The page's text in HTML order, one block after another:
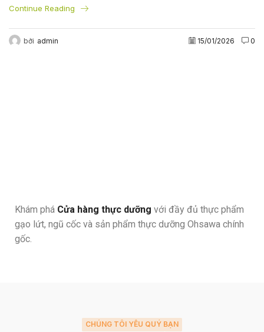
Continue Reading
bởi admin 15/01/2026 0
Khám phá Cửa hàng thực dưỡng với đầy đủ thực phẩm
gạo lứt, ngũ cốc và sản phẩm thực dưỡng Ohsawa chính
gốc.
CHÚNG TÔI YÊU QUÝ BẠN